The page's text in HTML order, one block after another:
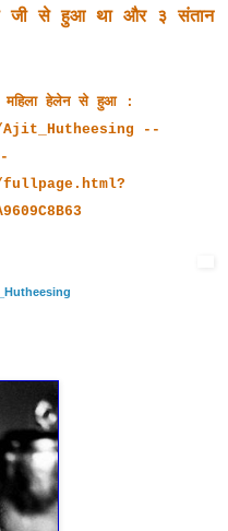
जी से हुआ था और ३ संतान
महिला हेलेन से हुआ :
--